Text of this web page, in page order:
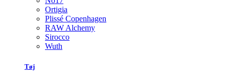
Ortigia
Plissé Copenhagen
RAW Alchemy
Sirocco
Wuth
Tøj